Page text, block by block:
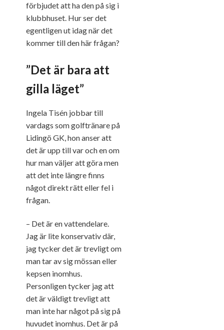
förbjudet att ha den på sig i
klubbhuset. Hur ser det
egentligen ut idag när det
kommer till den här frågan?
”Det är bara att
gilla läget”
Ingela Tisén jobbar till
vardags som golftränare på
Lidingö GK, hon anser att
det är upp till var och en om
hur man väljer att göra men
att det inte längre finns
något direkt rätt eller fel i
frågan.
– Det är en vattendelare.
Jag är lite konservativ där,
jag tycker det är trevligt om
man tar av sig mössan eller
kepsen inomhus.
Personligen tycker jag att
det är väldigt trevligt att
man inte har något på sig på
huvudet inomhus. Det är på